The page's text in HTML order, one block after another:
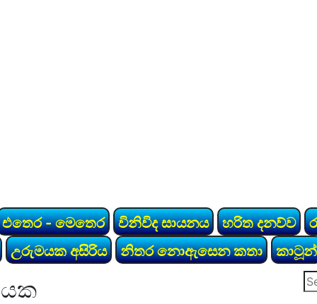
එතෙර - මෙතෙර විනිවිද සායනය හරිත දනව්ව
උරුමයක අසිරිය නිතර නොඇසෙන කතා කාටූන්